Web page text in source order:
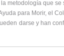
metodología que
para Morir, el
darse y han